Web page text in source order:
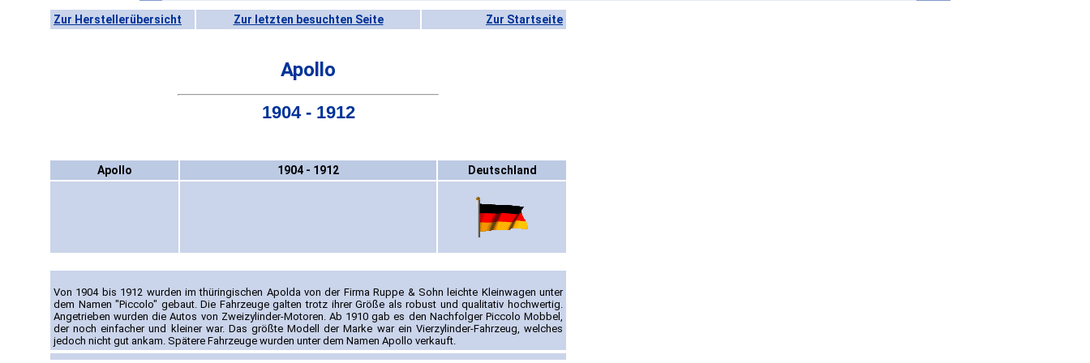
Zur Herstellerübersicht Zur letzten besuchten Seite Zur Startseite
Apollo
1904 - 1912
Apollo 1904 - 1912 Deutschland
Von 1904 bis 1912 wurden im thüringischen Apolda von der Firma Ruppe & Sohn leichte Kleinwagen unter
dem Namen "Piccolo" gebaut. Die Fahrzeuge galten trotz ihrer Größe als robust und qualitativ hochwertig.
Angetrieben wurden die Autos von Zweizylinder-Motoren. Ab 1910 gab es den Nachfolger Piccolo Mobbel,
der noch einfacher und kleiner war. Das größte Modell der Marke war ein Vierzylinder-Fahrzeug, welches
jedoch nicht gut ankam. Spätere Fahrzeuge wurden unter dem Namen Apollo verkauft.